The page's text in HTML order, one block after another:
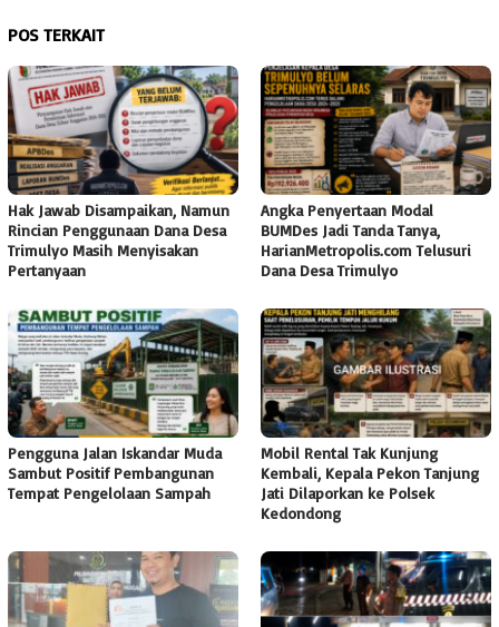
POS TERKAIT
Hak Jawab Disampaikan, Namun
Rincian Penggunaan Dana Desa
Trimulyo Masih Menyisakan
Pertanyaan
Angka Penyertaan Modal
BUMDes Jadi Tanda Tanya,
HarianMetropolis.com Telusuri
Dana Desa Trimulyo
Pengguna Jalan Iskandar Muda
Sambut Positif Pembangunan
Tempat Pengelolaan Sampah
Mobil Rental Tak Kunjung
Kembali, Kepala Pekon Tanjung
Jati Dilaporkan ke Polsek
Kedondong